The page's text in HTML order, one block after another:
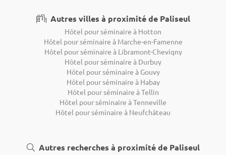
Autres villes à proximité de Paliseul
Hôtel pour séminaire à Hotton
Hôtel pour séminaire à Marche-en-Famenne
Hôtel pour séminaire à Libramont-Chevigny
Hôtel pour séminaire à Durbuy
Hôtel pour séminaire à Gouvy
Hôtel pour séminaire à Habay
Hôtel pour séminaire à Tellin
Hôtel pour séminaire à Tenneville
Hôtel pour séminaire à Neufchâteau
Autres recherches à proximité de Paliseul